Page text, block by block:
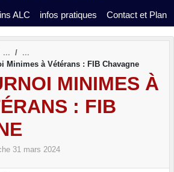
ALC infos pratiques Contact et Plan
Minimes à Vétérans : FIB Chavagne
MINIMES À
: FIB
31 mars 2024